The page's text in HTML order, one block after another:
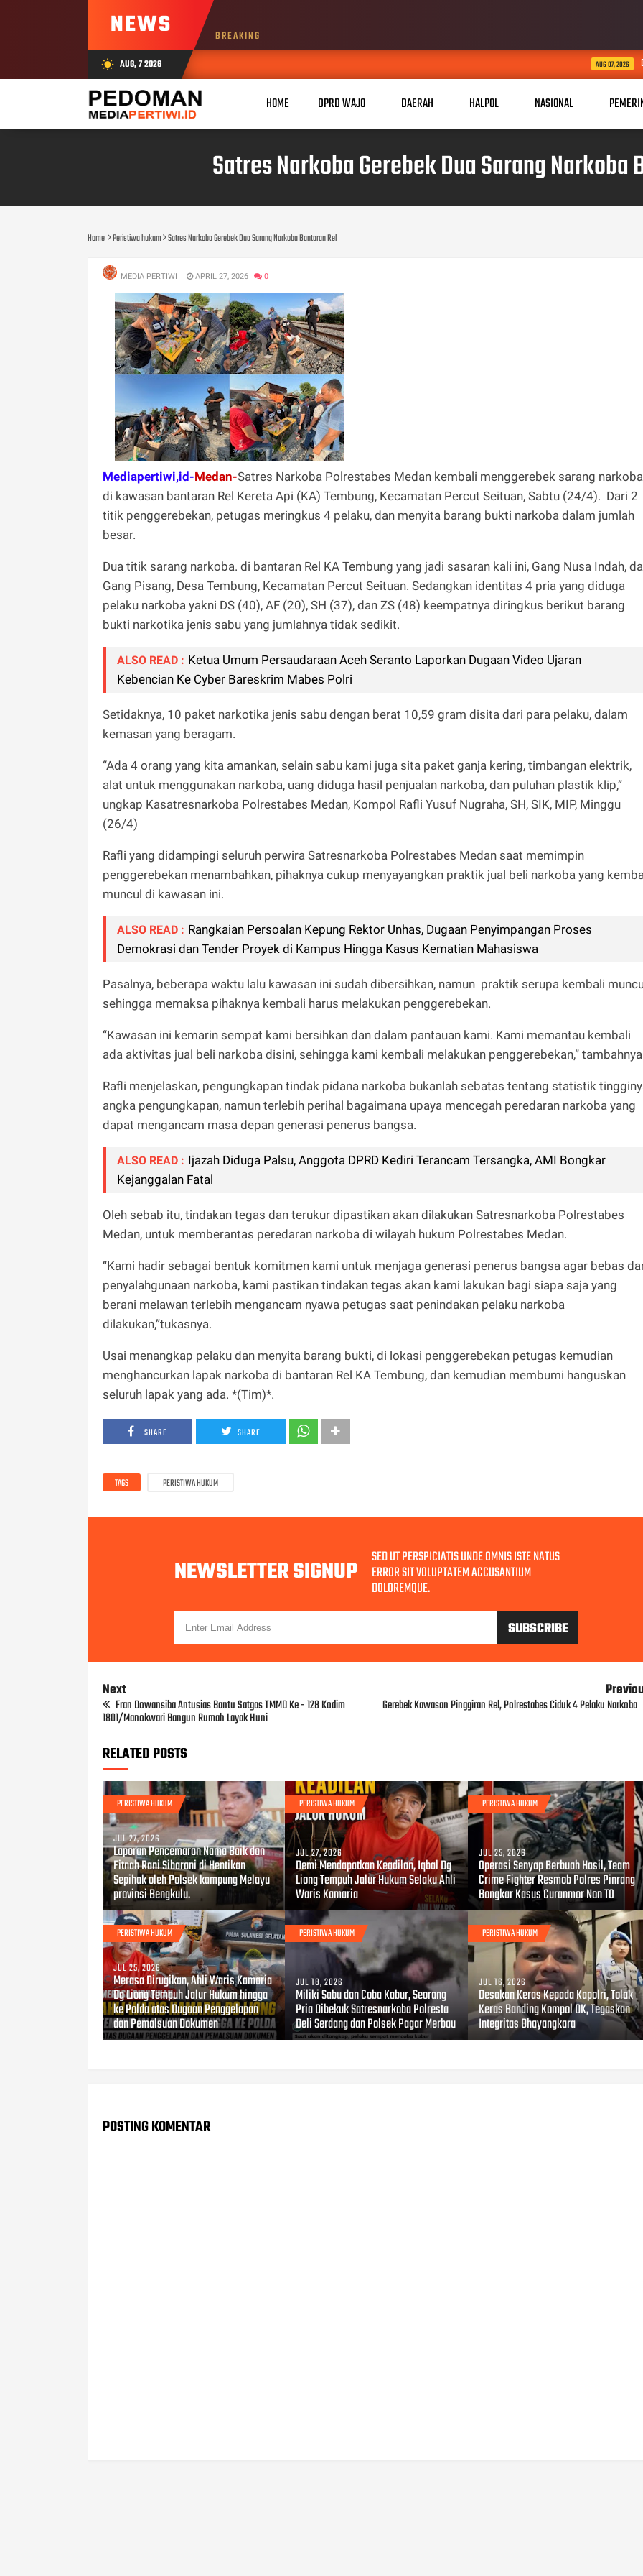
NEWS BREAKING
wb_sunny AUG, 7 2026 Dari Desa Menuju
HOME DPRD WAJO DAERAH HALPOL NASIONAL
Satres Narkoba Gerebek Dua Sarang Narkoba
Home Peristiwa hukum Satres Narkoba Gerebek Dua Sarang Narkoba Bantaran Rel
MEDIA PERTIWI APRIL 27, 2026 0
Mediapertiwi,id-Medan-Satres Narkoba Polrestabes Medan kembali menggerebek sarang narkoba
di kawasan bantaran Rel Kereta Api (KA) Tembung, Kecamatan Percut Seituan, Sabtu (24/4). Dari 2
titik penggerebekan, petugas meringkus 4 pelaku, dan menyita barang bukti narkoba dalam jumlah
besar.
Dua titik sarang narkoba. di bantaran Rel KA Tembung yang jadi sasaran kali ini, Gang Nusa Indah,
Gang Pisang, Desa Tembung, Kecamatan Percut Seituan. Sedangkan identitas 4 pria yang diduga
pelaku narkoba yakni DS (40), AF (20), SH (37), dan ZS (48) keempatnya diringkus berikut barang
bukti narkotika jenis sabu yang jumlahnya tidak sedikit.
ALSO READ : Ketua Umum Persaudaraan Aceh Seranto Laporkan Dugaan Video Ujaran
Kebencian Ke Cyber Bareskrim Mabes Polri
Setidaknya, 10 paket narkotika jenis sabu dengan berat 10,59 gram disita dari para pelaku, dalam
kemasan yang beragam.
“Ada 4 orang yang kita amankan, selain sabu kami juga sita paket ganja kering, timbangan elektrik,
alat untuk menggunakan narkoba, uang diduga hasil penjualan narkoba, dan puluhan plastik klip,”
ungkap Kasatresnarkoba Polrestabes Medan, Kompol Rafli Yusuf Nugraha, SH, SIK, MIP, Minggu
(26/4)
Rafli yang didampingi seluruh perwira Satresnarkoba Polrestabes Medan saat memimpin
penggerebekan menambahkan, pihaknya cukup menyayangkan praktik jual beli narkoba yang
muncul di kawasan ini.
ALSO READ : Rangkaian Persoalan Kepung Rektor Unhas, Dugaan Penyimpangan Proses
Demokrasi dan Tender Proyek di Kampus Hingga Kasus Kematian Mahasiswa
Pasalnya, beberapa waktu lalu kawasan ini sudah dibersihkan, namun praktik serupa kembali
sehingga memaksa pihaknya kembali harus melakukan penggerebekan.
“Kawasan ini kemarin sempat kami bersihkan dan dalam pantauan kami. Kami memantau kembali
ada aktivitas jual beli narkoba disini, sehingga kami kembali melakukan penggerebekan,”
Rafli menjelaskan, pengungkapan tindak pidana narkoba bukanlah sebatas tentang statistik
angka pengungkapan, namun terlebih perihal bagaimana upaya mencegah peredaran narkoba yang
dapat mengancam masa depan generasi penerus bangsa.
ALSO READ : Ijazah Diduga Palsu, Anggota DPRD Kediri Terancam Tersangka, AMI Bongkar
Kejanggalan Fatal
Oleh sebab itu, tindakan tegas dan terukur dipastikan akan dilakukan Satresnarkoba Polrestabes
Medan, untuk memberantas peredaran narkoba di wilayah hukum Polrestabes Medan.
“Kami hadir sebagai bentuk komitmen kami untuk menjaga generasi penerus bangsa agar bebas
penyalahgunaan narkoba, kami pastikan tindakan tegas akan kami lakukan bagi siapa saja yang
berani melawan terlebih mengancam nyawa petugas saat penindakan pelaku narkoba
dilakukan,”tukasnya.
Usai menangkap pelaku dan menyita barang bukti, di lokasi penggerebekan petugas kemudian
menghancurkan lapak narkoba di bantaran Rel KA Tembung, dan kemudian membumi hanguskan
seluruh lapak yang ada. *(Tim)*.
SHARE SHARE
TAGS PERISTIWA HUKUM
NEWSLETTER SIGNUP SED UT PERSPICIATIS UNDE OMNIS ISTE NATUS
ERROR SIT VOLUPTATEM ACCUSANTIUM
DOLOREMQUE.
Next
Fran Dowansiba Antusias Bantu Satgas TMMD Ke - 128 Kodim
1801/Manokwari Bangun Rumah Layak Huni
Gerebek Kawasan Pinggiran Rel, Polrestabes Ciduk 4 Pelaku Narkoba
RELATED POSTS
PERISTIWA HUKUM
JUL 27, 2026
Laporan Pencemaran Nama Baik dan
Fitnah Rani Sibarani di Hentikan
Sepihak oleh Polsek kampung Melayu
provinsi Bengkulu.
PERISTIWA HUKUM
JUL 27, 2026
Demi Mendapatkan Keadilan, Iqbal Dg
Liong Tempuh Jalur Hukum Selaku Ahli
Waris Kamaria
PERISTIWA HUKUM
JUL 25, 2026
Operasi Senyap Berbuah Hasil, Team
Crime Fighter Resmob Polres Pinrang
Bongkar Kasus Curanmor Non TO
PERISTIWA HUKUM
JUL 25, 2026
Merasa Dirugikan, Ahli Waris Kamaria
Dg Liong Tempuh Jalur Hukum hingga
ke Polda atas Dugaan Penggelapan
dan Pemalsuan Dokumen
PERISTIWA HUKUM
JUL 18, 2026
Miliki Sabu dan Coba Kabur, Seorang
Pria Dibekuk Satresnarkoba Polresta
Deli Serdang dan Polsek Pagar Merbau
PERISTIWA HUKUM
JUL 16, 2026
Desakan Keras Kepada Kapolri, Tolak
Keras Banding Kompol DK, Tegaskan
Integritas Bhayangkara
POSTING KOMENTAR